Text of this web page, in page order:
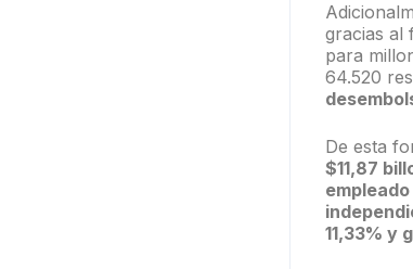
gracias al
para
64.520
De esta
$11,87
11,33% y